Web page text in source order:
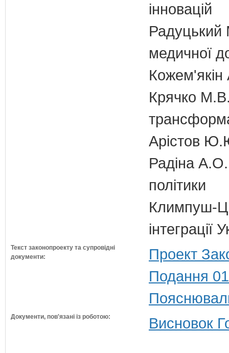
інновацій
Радуцький
медичної
Кожем'якін
Крячко
Арістов
Радіна А.О.
політики
Климпуш-
Текст законопроекту та супровідні
документи:
Проект
Подання
Документи, пов'язані із роботою: Висновок